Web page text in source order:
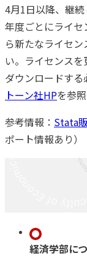
4月1日以降、継続
年度ごとにライセ
ら新たなライセ
い。ライセンス
ダウンロードする
トーン社HPを参
参考情報： Stata
ポート情報あり）
経済学部に